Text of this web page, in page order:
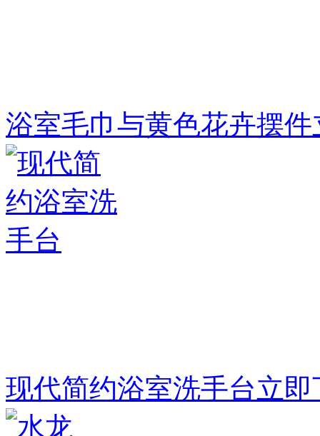
浴室毛巾与黄色花卉摆件
现代简约浴室洗手台立即